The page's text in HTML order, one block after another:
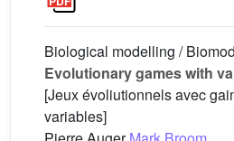
Biological modelling /
Evolutionary games with
[Jeux évoliutionnels avec
variables]